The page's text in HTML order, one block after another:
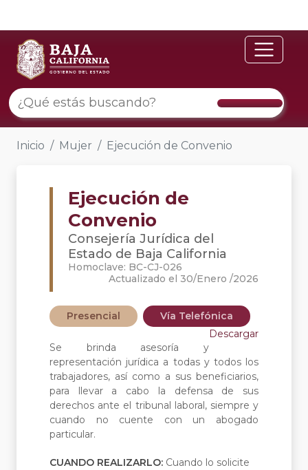
Inicio Mujer Ejecución de Convenio
Ejecución de
Convenio
Consejería Jurídica del
Estado de Baja California
Homoclave: BC-CJ-026
Actualizado el 30/Enero /2026
Presencial
Vía Telefónica
Descargar
Se brinda asesoría y
representación jurídica a todas y todos los
trabajadores, así como a sus beneficiarios,
para llevar a cabo la defensa de sus
derechos ante el tribunal laboral, siempre y
cuando no cuente con un abogado
particular.
CUANDO REALIZARLO: Cuando lo solicite